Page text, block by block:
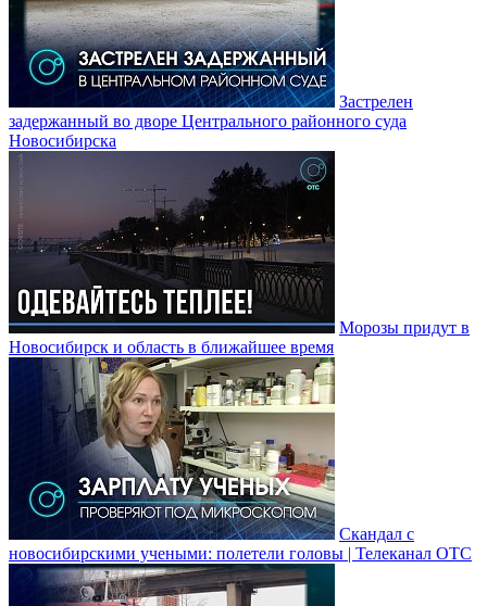
Застрелен
задержанный во дворе Центрального районного суда
Новосибирска
Морозы придут в
Новосибирск и область в ближайшее время
Скандал с
новосибирскими учеными: полетели головы | Телеканал ОТС